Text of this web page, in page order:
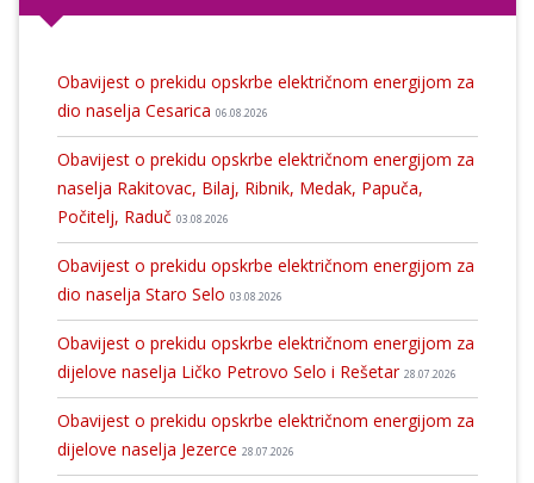
Obavijest o prekidu opskrbe električnom energijom za
dio naselja Cesarica 06.08.2026
Obavijest o prekidu opskrbe električnom energijom za
naselja Rakitovac, Bilaj, Ribnik, Medak, Papuča,
Počitelj, Raduč 03.08.2026
Obavijest o prekidu opskrbe električnom energijom za
dio naselja Staro Selo 03.08.2026
Obavijest o prekidu opskrbe električnom energijom za
dijelove naselja Ličko Petrovo Selo i Rešetar 28.07.2026
Obavijest o prekidu opskrbe električnom energijom za
dijelove naselja Jezerce 28.07.2026